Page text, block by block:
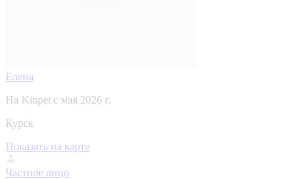
Елена
На Kinpet c мая 2026 г.
Курск
Показать на карте
Частное лицо